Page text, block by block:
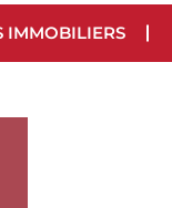
IMMOBILIERS